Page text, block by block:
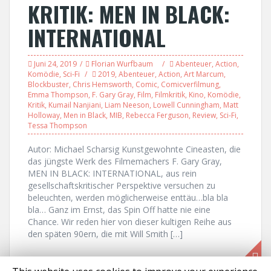
KRITIK: MEN IN BLACK:
INTERNATIONAL
Juni 24, 2019 Florian Wurfbaum Abenteuer, Action,
Komödie, Sci-Fi 2019, Abenteuer, Action, Art Marcum,
Blockbuster, Chris Hemsworth, Comic, Comicverfilmung,
Emma Thompson, F. Gary Gray, Film, Filmkritik, Kino, Komödie,
Kritik, Kumail Nanjiani, Liam Neeson, Lowell Cunningham, Matt
Holloway, Men in Black, MIB, Rebecca Ferguson, Review, Sci-Fi,
Tessa Thompson
Autor: Michael Scharsig Kunstgewohnte Cineasten, die
das jüngste Werk des Filmemachers F. Gary Gray,
MEN IN BLACK: INTERNATIONAL, aus rein
gesellschaftskritischer Perspektive versuchen zu
beleuchten, werden möglicherweise enttäu…bla bla
bla… Ganz im Ernst, das Spin Off hatte nie eine
Chance. Wir reden hier von dieser kultigen Reihe aus
den späten 90ern, die mit Will Smith […]